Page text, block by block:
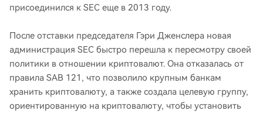
присоединился к SEC еще в 2013 году.
После отставки председателя Гэри Дженслера новая
администрация SEC быстро перешла к пересмотру своей
политики в отношении криптовалют. Она отказалась от
правила SAB 121, что позволило крупным банкам
хранить криптовалюту, а также создала целевую группу,
ориентированную на криптовалюту, чтобы установить